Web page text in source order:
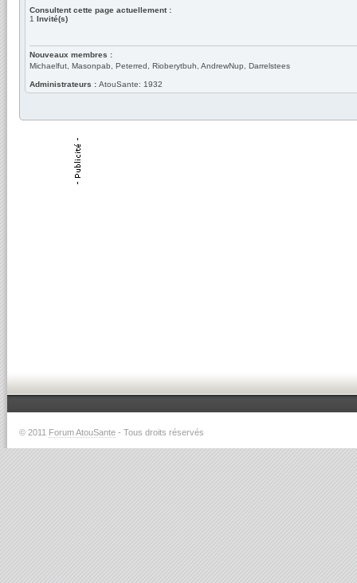
Consultent cette page actuellement :
1 Invité(s)
Nouveaux membres :
Michaelfut, Masonpab, Peterred, Rioberytbuh, AndrewNup, Darrelstees
Administrateurs : AtouSante: 1932
© 2011 Forum AtouSante - Tous droits réservés